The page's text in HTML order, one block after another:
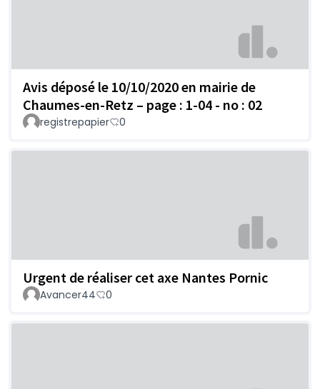
Avis déposé le 10/10/2020 en mairie de
Chaumes-en-Retz – page : 1-04 - no : 02
registrepapier 0
Urgent de réaliser cet axe Nantes Pornic
Avancer44 0